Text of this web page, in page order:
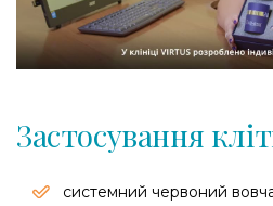
Застосування
системний червоний